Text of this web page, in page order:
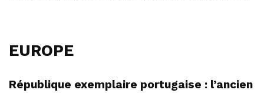
EUROPE
République exemplaire portugaise : l’ancien